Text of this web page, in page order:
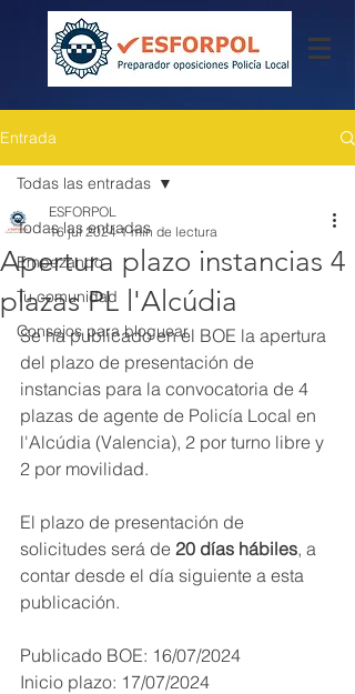
Entrada
Todas las entradas
Empezando
Tu comunidad
Consejos para bloguear
Todas las entradas
Apertura plazo instancias 4
plazas PL l'Alcúdia
ESFORPOL
16 jul 2024 1 min de lectura
Se ha publicado en el BOE la apertura
del plazo de presentación de
instancias para la convocatoria de 4
plazas de agente de Policía Local en
l'Alcúdia (Valencia), 2 por turno libre y
2 por movilidad.
El plazo de presentación de
solicitudes será de 20 días hábiles, a
contar desde el día siguiente a esta
publicación.
Publicado BOE: 16/07/2024
Inicio plazo: 17/07/2024